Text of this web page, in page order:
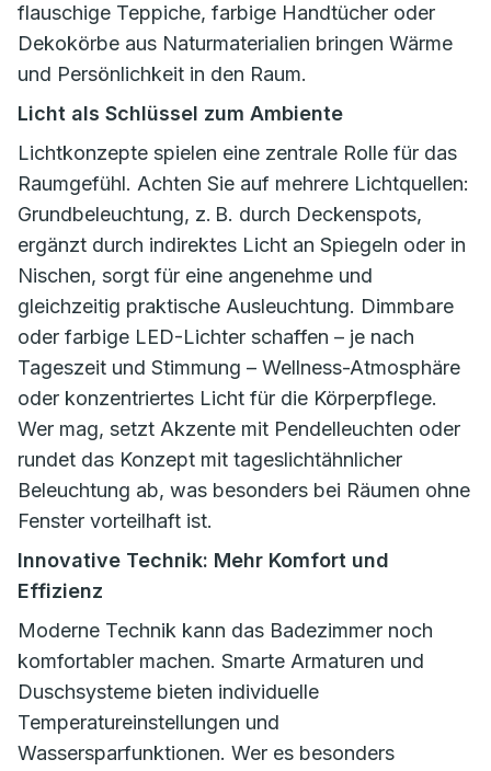
flauschige Teppiche, farbige Handtücher oder
Dekokörbe aus Naturmaterialien bringen Wärme
und Persönlichkeit in den Raum.
Licht als Schlüssel zum Ambiente
Lichtkonzepte spielen eine zentrale Rolle für das
Raumgefühl. Achten Sie auf mehrere Lichtquellen:
Grundbeleuchtung, z. B. durch Deckenspots,
ergänzt durch indirektes Licht an Spiegeln oder in
Nischen, sorgt für eine angenehme und
gleichzeitig praktische Ausleuchtung. Dimmbare
oder farbige LED-Lichter schaffen – je nach
Tageszeit und Stimmung – Wellness-Atmosphäre
oder konzentriertes Licht für die Körperpflege.
Wer mag, setzt Akzente mit Pendelleuchten oder
rundet das Konzept mit tageslichtähnlicher
Beleuchtung ab, was besonders bei Räumen ohne
Fenster vorteilhaft ist.
Innovative Technik: Mehr Komfort und
Effizienz
Moderne Technik kann das Badezimmer noch
komfortabler machen. Smarte Armaturen und
Duschsysteme bieten individuelle
Temperatureinstellungen und
Wassersparfunktionen. Wer es besonders